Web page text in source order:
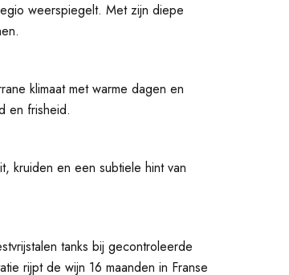
weerspiegelt. Met zijn diepe
klimaat met warme dagen en
en frisheid.
kruiden en een subtiele hint van
tanks bij gecontroleerde
rijpt de wijn 16 maanden in Franse